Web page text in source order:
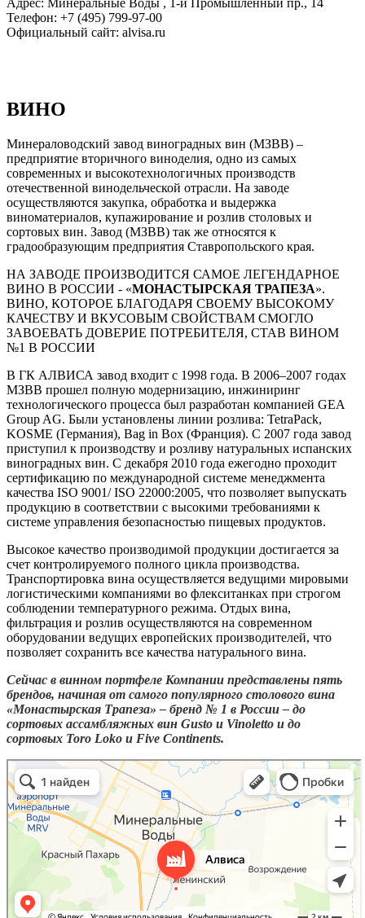
Адрес: Минеральные Воды , 1-й Промышленный пр., 14
Телефон: +7 (495) 799-97-00
Официальный сайт: alvisa.ru
ВИНО
Минераловодский завод виноградных вин (МЗВВ) –
предприятие вторичного виноделия, одно из самых
современных и высокотехнологичных производств
отечественной винодельческой отрасли. На заводе
осуществляются закупка, обработка и выдержка
виноматериалов, купажирование и розлив столовых и
сортовых вин. Завод (МЗВВ) так же относятся к
градообразующим предприятия Ставропольского края.
НА ЗАВОДЕ ПРОИЗВОДИТСЯ САМОЕ ЛЕГЕНДАРНОЕ
ВИНО В РОССИИ - «МОНАСТЫРСКАЯ ТРАПЕЗА».
ВИНО, КОТОРОЕ БЛАГОДАРЯ СВОЕМУ ВЫСОКОМУ
КАЧЕСТВУ И ВКУСОВЫМ СВОЙСТВАМ СМОГЛО
ЗАВОЕВАТЬ ДОВЕРИЕ ПОТРЕБИТЕЛЯ, СТАВ ВИНОМ
№1 В РОССИИ
В ГК АЛВИСА завод входит с 1998 года. В 2006–2007 годах
МЗВВ прошел полную модернизацию, инжиниринг
технологического процесса был разработан компанией GEA
Group AG. Были установлены линии розлива: TetraPack,
KOSME (Германия), Bag in Box (Франция). С 2007 года завод
приступил к производству и розливу натуральных испанских
виноградных вин. С декабря 2010 года ежегодно проходит
сертификацию по международной системе менеджмента
качества ISO 9001/ ISO 22000:2005, что позволяет выпускать
продукцию в соответствии с высокими требованиями к
системе управления безопасностью пищевых продуктов.
Высокое качество производимой продукции достигается за
счет контролируемого полного цикла производства.
Транспортировка вина осуществляется ведущими мировыми
логистическими компаниями во флекситанках при строгом
соблюдении температурного режима. Отдых вина,
фильтрация и розлив осуществляются на современном
оборудовании ведущих европейских производителей, что
позволяет сохранить все качества натурального вина.
Сейчас в винном портфеле Компании представлены пять
брендов, начиная от самого популярного столового вина
«Монастырская Трапеза» – бренд № 1 в России – до
сортовых ассамбляжных вин Gusto и Vinoletto и до
сортовых Toro Loko и Five Continents.